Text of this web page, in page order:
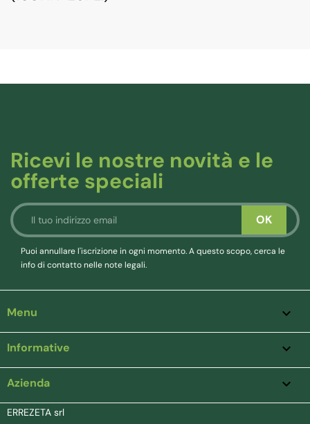
Ricevi le nostre novità e le
offerte speciali
Puoi annullare l'iscrizione in ogni momento. A questo scopo, cerca le
info di contatto nelle note legali.
Menu 
Informative 
Azienda keyboard_arrow_down
ERREZETA srl